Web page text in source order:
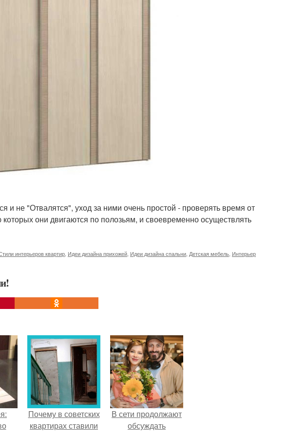
и не "Отвалятся", уход за ними очень простой - проверять время от
они двигаются по полозьям, и своевременно осуществлять
интерьеров квартир Идеи дизайна прихожей Идеи дизайна спальни Детская мебель Интерьер
Почему в советских
квартирах ставили
В сети продолжают
обсуждать